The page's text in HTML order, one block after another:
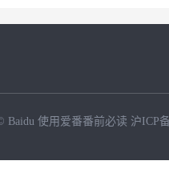
Baidu 使用爱番番前必读 沪ICP